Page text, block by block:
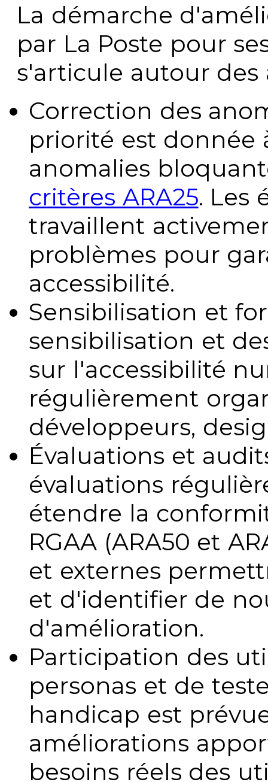
La démarche
par La Poste pour
s'articule autour des
Correction des
priorité est donnée
anomalies
critères ARA25. Les
travaillent
problèmes pour
accessibilité.
Sensibilisation et
sensibilisation et
sur l'accessibilité
régulièrement
développeurs,
Évaluations et
évaluations
étendre la
RGAA (ARA50 et
et externes
et d'identifier de
d'amélioration.
Participation des
personas et de
handicap est
améliorations
besoins réels des